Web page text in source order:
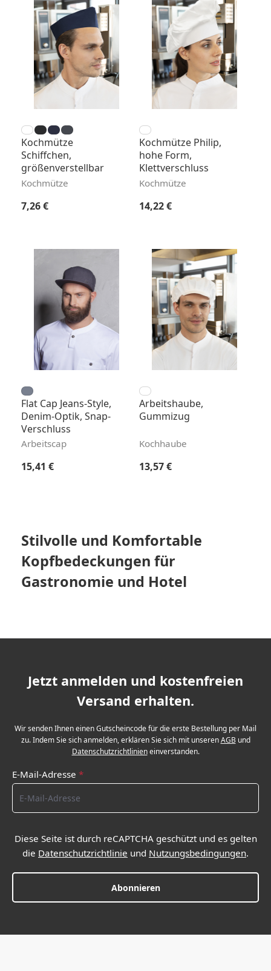
Kochmütze
Schiffchen,
größenverstellbar
Kochmütze
Regulärer Preis:
7,26 €
Kochmütze Philip,
hohe Form,
Klettverschluss
Kochmütze
Regulärer Preis:
14,22 €
Flat Cap Jeans-Style,
Denim-Optik, Snap-
Verschluss
Arbeitscap
Regulärer Preis:
15,41 €
Arbeitshaube,
Gummizug
Kochhaube
Regulärer Preis:
13,57 €
Stilvolle und Komfortable
Kopfbedeckungen für
Gastronomie und Hotel
Jetzt anmelden und kostenfreien
Versand erhalten.
Wir senden Ihnen einen Gutscheincode für die erste Bestellung per Mail
zu. Indem Sie sich anmelden, erklären Sie sich mit unserenAGBund
Datenschutzrichtlinieneinverstanden.
E-Mail-Adresse *
Diese Seite ist durch reCAPTCHA geschützt und es gelten
die Datenschutzrichtlinie und Nutzungsbedingungen.
Abonnieren